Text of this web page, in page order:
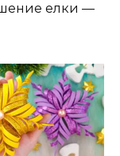
елки —